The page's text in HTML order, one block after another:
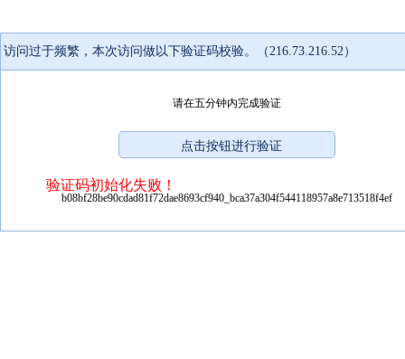
访问过于频繁，本次访问做以下验证码校验。（216.73.216.52）
请在五分钟内完成验证
验证码初始化失败！
b08bf28be90cdad81f72dae8693cf940_bca37a304f544118957a8e713518f4ef